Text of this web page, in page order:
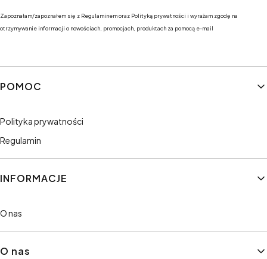
Zapoznałam/zapoznałem się z Regulaminem oraz Polityką prywatności i wyrażam zgodę na
otrzymywanie informacji o nowościach, promocjach, produktach za pomocą e-mail
Linki w stopce
POMOC
Polityka prywatności
Regulamin
INFORMACJE
O nas
O nas